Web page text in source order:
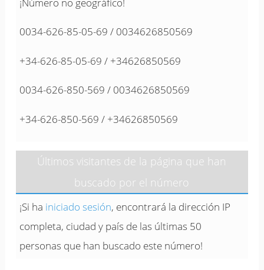
0034-626-85-05-69 / 0034626850569
+34-626-85-05-69 / +34626850569
0034-626-850-569 / 0034626850569
+34-626-850-569 / +34626850569
Últimos visitantes de la página que han
buscado por el número
¡Si ha iniciado sesión, encontrará la dirección IP
completa, ciudad y país de las últimas 50
personas que han buscado este número!